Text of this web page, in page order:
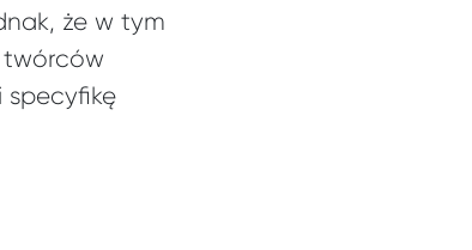
że w tym
twórców
specyfikę